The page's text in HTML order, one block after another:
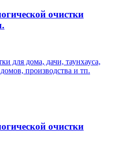
очистки
для дома, дачи, таунхауса,
производства и тп.
очистки